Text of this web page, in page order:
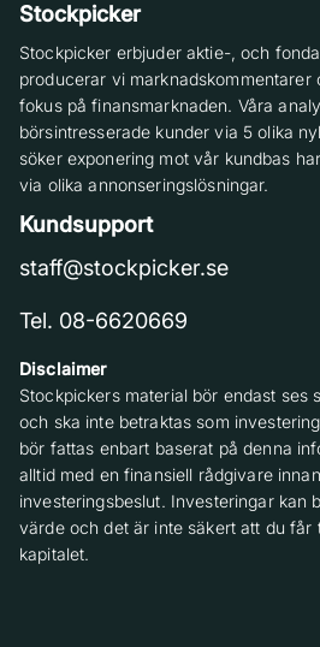
Stockpicker
Stockpicker erbjuder aktie-, och
producerar vi marknadskommentarer
fokus på finansmarknaden. Våra
börsintresserade kunder via 5 olika
söker exponering mot vår kundbas
via olika annonseringslösningar.
Kundsupport
staff@stockpicker.se
Tel. 08-6620669
Disclaimer
Stockpickers material bör endast ses
och ska inte betraktas som
bör fattas enbart baserat på denna
alltid med en finansiell rådgivare
investeringsbeslut. Investeringar kan
värde och det är inte säkert att du får
kapitalet.